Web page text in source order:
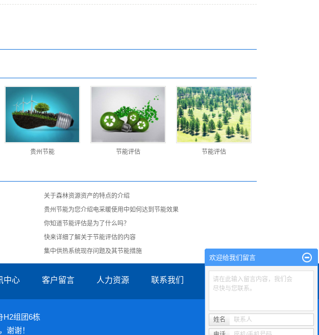
贵州节能 节能评估 节能评估
关于森林资源资产的特点的介绍
贵州节能为您介绍电采暖使用中如何达到节能效果
你知道节能评估是为了什么吗？
快来详细了解关于节能评估的内容
集中供热系统现存问题及其节能措施
中心 客户留言 人力资源 联系我们
H2组团6栋
谢谢！
欢迎给我们留言
请在此输入留言内容，我们会
尽快与您联系。
姓名 联系人